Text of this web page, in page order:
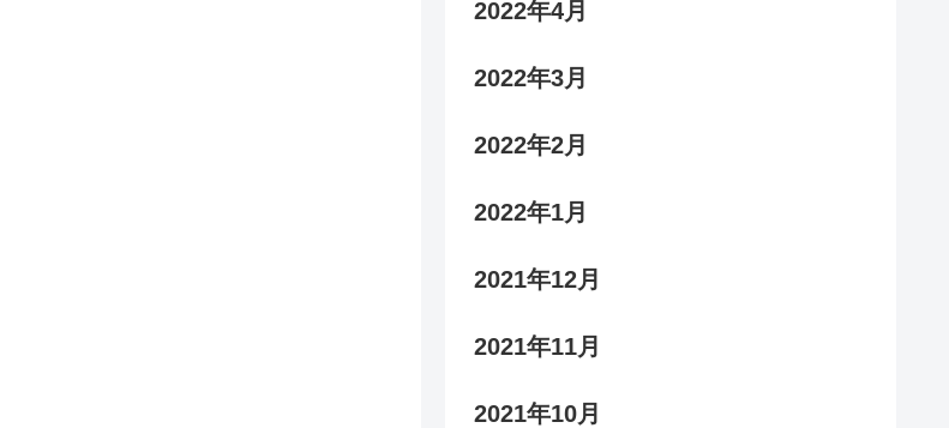
2022年4月
2022年3月
2022年2月
2022年1月
2021年12月
2021年11月
2021年10月